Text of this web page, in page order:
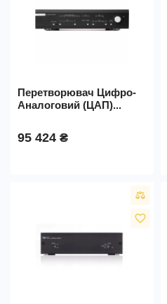
Перетворювач Цифро-
Аналоговий (ЦАП)...
95 424 ₴
favorite_border